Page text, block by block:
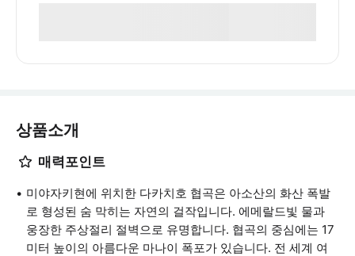
상품소개
매력포인트
미야자키현에 위치한 다카치호 협곡은 아소산의 화산 폭발
로 형성된 숨 막히는 자연의 걸작입니다. 에메랄드빛 물과
웅장한 주상절리 절벽으로 유명합니다. 협곡의 중심에는 17
미터 높이의 아름다운 마나이 폭포가 있습니다. 전 세계 여